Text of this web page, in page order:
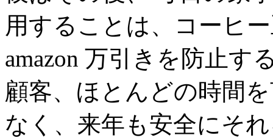
用することは、コーヒ
amazon 万引きを防止す
顧客、ほとんどの時間
なく、来年も安全にそ